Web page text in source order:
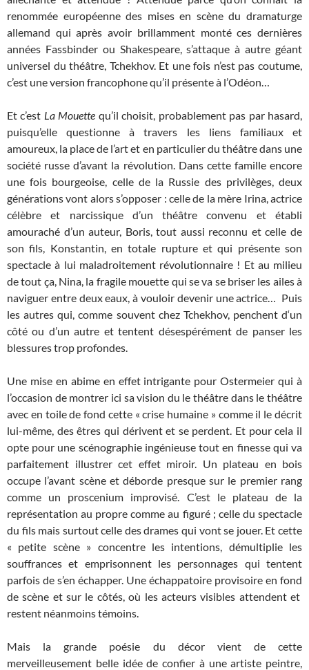
renommée européenne des mises en scène du dramaturge
allemand qui après avoir brillamment monté ces dernières
années Fassbinder ou Shakespeare, s’attaque à autre géant
universel du théâtre, Tchekhov. Et une fois n’est pas coutume,
c’est une version francophone qu’il présente à l’Odéon…
Et c’est La Mouette qu’il choisit, probablement pas par hasard,
puisqu’elle questionne à travers les liens familiaux et
amoureux, la place de l’art et en particulier du théâtre dans une
société russe d’avant la révolution. Dans cette famille encore
une fois bourgeoise, celle de la Russie des privilèges, deux
générations vont alors s’opposer : celle de la mère Irina, actrice
célèbre et narcissique d’un théâtre convenu et établi
amouraché d’un auteur, Boris, tout aussi reconnu et celle de
son fils, Konstantin, en totale rupture et qui présente son
spectacle à lui maladroitement révolutionnaire ! Et au milieu
de tout ça, Nina, la fragile mouette qui se va se briser les ailes à
naviguer entre deux eaux, à vouloir devenir une actrice…
Puis
les autres qui, comme souvent chez Tchekhov, penchent d‘un
côté ou d’un autre et tentent désespérément de panser les
blessures trop profondes.
Une mise en abime en effet intrigante pour Ostermeier qui à
l’occasion de montrer ici sa vision du le théâtre dans le théâtre
avec en toile de fond cette « crise humaine » comme il le décrit
lui-même, des êtres qui dérivent et se perdent. Et pour cela il
opte pour une scénographie ingénieuse tout en finesse qui va
parfaitement illustrer cet effet miroir. Un plateau en bois
occupe l’avant scène et déborde presque sur le premier rang
comme un proscenium improvisé. C’est le plateau de la
représentation au propre comme au figuré ; celle du spectacle
du fils mais surtout celle des drames qui vont se jouer. Et cette
« petite scène » concentre les intentions, démultiplie les
souffrances et emprisonnent les personnages qui tentent
parfois de s’en échapper. Une échappatoire provisoire en fond
de scène et sur le côtés, où les acteurs visibles attendent et
restent néanmoins témoins.
Mais la grande poésie du décor vient de cette
merveilleusement belle idée de confier à une artiste peintre,